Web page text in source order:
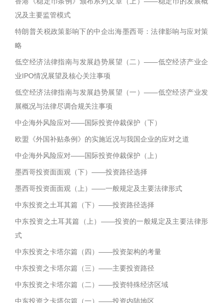
况及主要监管模式
特朗普关税政策影响下的中企出海墨西哥：法律影响与应对策
略
低空经济法律指南与发展趋势展望（二）——低空经济产业企
业IPO情况展望及核心关注事项
低空经济法律指南与发展趋势展望（一）——低空经济产业发
展概况与法律尽调合规关注事项
中企海外风险应对——国际投资仲裁保护（下）
欧盟《外国补贴条例》的实施近况与我国企业的应对之道
中企海外风险应对——国际投资仲裁保护（上）
墨西哥投资面面观（下）——投资路径选择
墨西哥投资面面观（上）——一般规定及主要法律形式
中东投资之土耳其篇（下）——投资路径选择
中东投资之土耳其篇（上）——投资的一般规定及主要法律形
式
中东投资之卡塔尔篇（四）——投资架构的考量
中东投资之卡塔尔篇（三）——主要投资路径
中东投资之卡塔尔篇（二）——投资特殊经济区域
中东投资之卡塔尔篇（一）——投资内陆地区